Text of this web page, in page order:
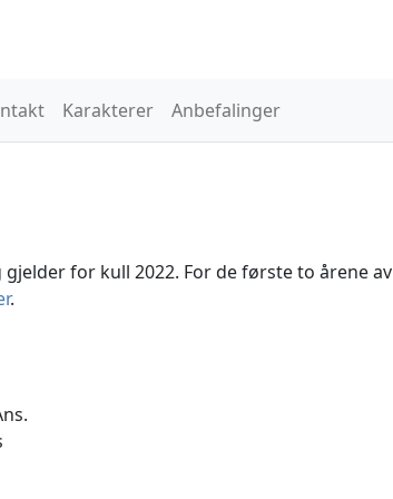
Karakterer Anbefalinger
for kull 2022. For de første to årene av
.